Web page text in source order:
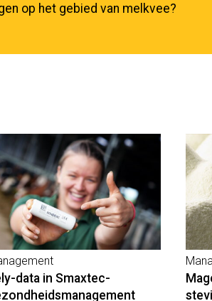
op het gebied van melkvee?
data in Smaxtec-